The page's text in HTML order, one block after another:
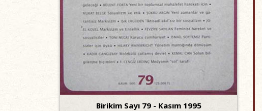
Birikim Sayı 79 - Kasım 1995